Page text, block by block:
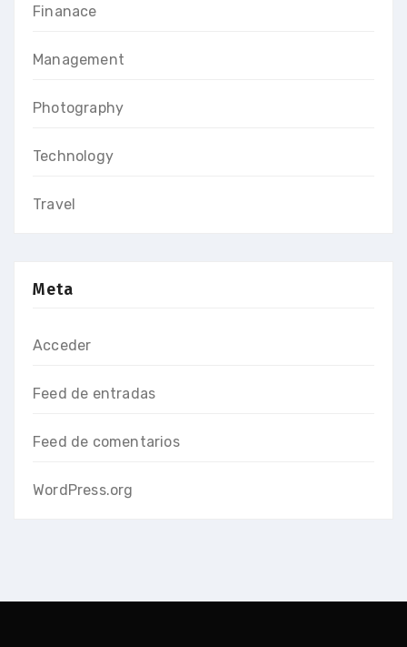
Finanace
Management
Photography
Technology
Travel
Meta
Acceder
Feed de entradas
Feed de comentarios
WordPress.org